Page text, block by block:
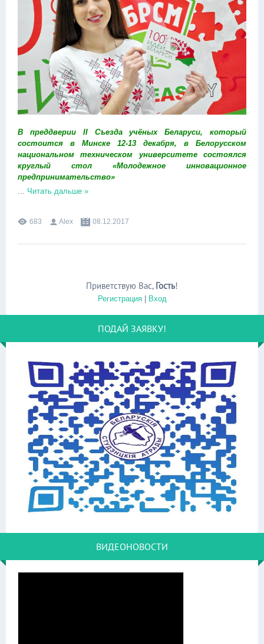
В преддверии II Съезда учёных Беларуси, который
состоится в Минске 12-13 декабря, в Белорусском
национальном техническом университете состоялся
круглый стол «Молодежное инновационное
предпринимательство»
Читать дальше »
683 Alex 08.12.2017
Приветствую Вас, Гость!
Регистрация| Вход
ПОДАЙ ЗАЯВКУ!
ВИДЕОНОВОСТИ